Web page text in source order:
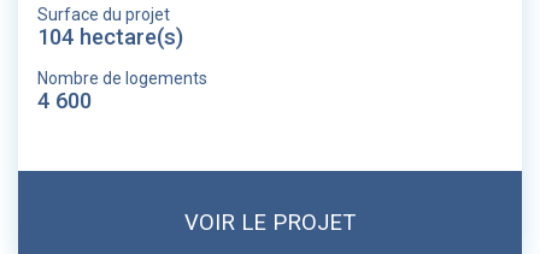
Surface du projet
104 hectare(s)
Nombre de logements
4 600
VOIR LE PROJET